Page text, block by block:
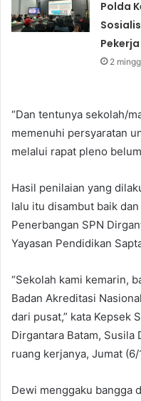
Polda
2
“Dan tentunya sekolah/
memenuhi persyaratan
melalui rapat pleno
Hasil penilaian yang
lalu itu disambut baik
Penerbangan SPN
Yayasan Pendidikan
“Sekolah kami kemarin,
Badan Akreditasi
dari pusat,” kata Kepsek
Dirgantara Batam, Susila
ruang kerjanya, Jumat (6/
Dewi menggaku bangga